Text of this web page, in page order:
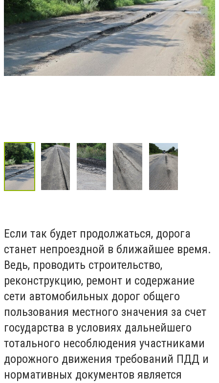
Если так будет продолжаться, дорога
станет непроездной в ближайшее время.
Ведь, проводить строительство,
реконструкцию, ремонт и содержание
сети автомобильных дорог общего
пользования местного значения за счет
государства в условиях дальнейшего
тотального несоблюдения участниками
дорожного движения требований ПДД и
нормативных документов является